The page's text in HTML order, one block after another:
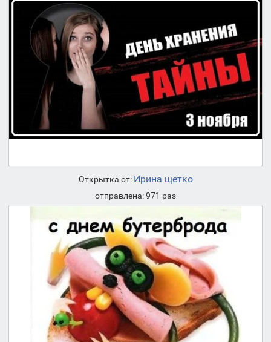
Открытка от: Ирина щетко
отправлена: 971 раз